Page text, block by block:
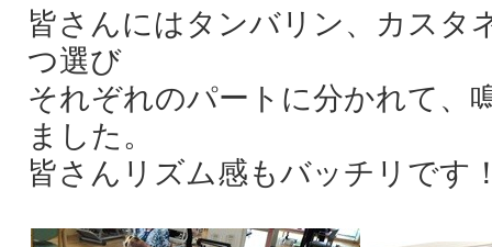
皆さんにはタンバリン、カスタ
つ選び
それぞれのパートに分かれて、
ました。
皆さんリズム感もバッチリです